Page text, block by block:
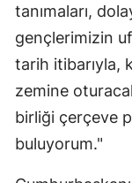
tanımaları,
gençlerimizin
tarih itibarıyla,
zemine
birliği çerçeve
buluyorum."